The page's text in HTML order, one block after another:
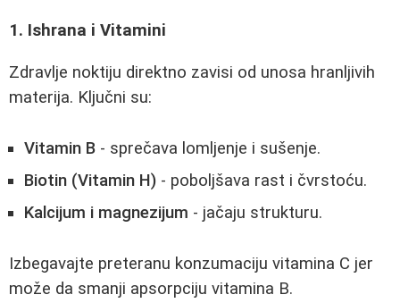
1. Ishrana i Vitamini
Zdravlje noktiju direktno zavisi od unosa hranljivih
materija. Ključni su:
Vitamin B - sprečava lomljenje i sušenje.
Biotin (Vitamin H) - poboljšava rast i čvrstoću.
Kalcijum i magnezijum - jačaju strukturu.
Izbegavajte preteranu konzumaciju vitamina C jer
može da smanji apsorpciju vitamina B.